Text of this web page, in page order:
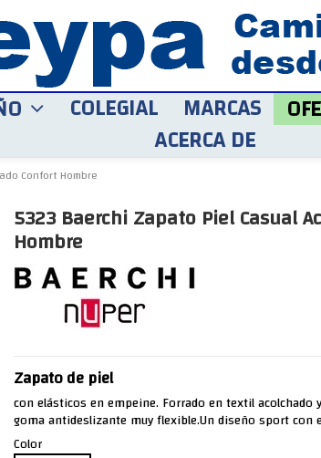
COLEGIAL MARCAS
ACERCA DE
Confort Hombre
5323 Baerchi Zapato Piel Casual
Hombre
Zapato de piel
con elásticos en empeine. Forrado en textil acolchado
goma antideslizante muy flexible.Un diseño sport con
Color